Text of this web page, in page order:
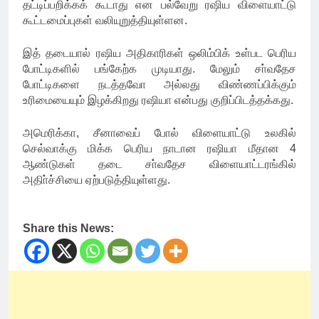
தட்டிப்பறிக்கக் கூடாது என பல்வேறு ரஷிய விளையாட்டு
கூட்டமைப்புகள் வலியுறுத்தியுள்ளன.
இத் தடையால் ரஷிய அதிகாரிகள் ஒலிம்பிக் உள்பட பெரிய
போட்டிகளில் பங்கேற்க முடியாது. மேலும் சா்வதேச
போட்டிகளை நடத்தவோ அல்லது விண்ணப்பிக்கும்
உரிமையையும் இழக்கிறது ரஷியா என்பது குறிப்பிடத்தக்கது.
அமெரிக்கா, சீனாவைப் போல் விளையாட்டு உலகில்
செல்வாக்கு மிக்க பெரிய நாடான ரஷியா மீதான 4
ஆண்டுகள் தடை சா்வதேச விளையாட்டரங்கில்
அதிா்ச்சியை ஏற்படுத்தியுள்ளது.
Share this News: